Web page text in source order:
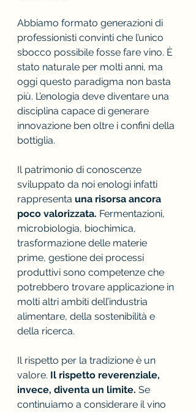
Abbiamo formato generazioni di
professionisti convinti che l’unico
sbocco possibile fosse fare vino. È
stato naturale per molti anni, ma
oggi questo paradigma non basta
più. L’enologia deve diventare una
disciplina capace di generare
innovazione ben oltre i confini della
bottiglia.
Il patrimonio di conoscenze
sviluppato da noi enologi infatti
rappresenta una risorsa ancora
poco valorizzata. Fermentazioni,
microbiologia, biochimica,
trasformazione delle materie
prime, gestione dei processi
produttivi sono competenze che
potrebbero trovare applicazione in
molti altri ambiti dell’industria
alimentare, della sostenibilità e
della ricerca.
Il rispetto per la tradizione è un
valore. Il rispetto reverenziale,
invece, diventa un limite. Se
continuiamo a considerare il vino